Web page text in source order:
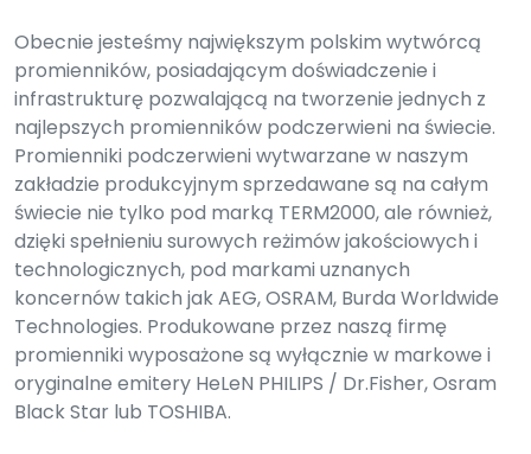
Obecnie jesteśmy największym polskim wytwórcą
promienników, posiadającym doświadczenie i
infrastrukturę pozwalającą na tworzenie jednych z
najlepszych promienników podczerwieni na świecie.
Promienniki podczerwieni wytwarzane w naszym
zakładzie produkcyjnym sprzedawane są na całym
świecie nie tylko pod marką TERM2000, ale również,
dzięki spełnieniu surowych reżimów jakościowych i
technologicznych, pod markami uznanych
koncernów takich jak AEG, OSRAM, Burda Worldwide
Technologies. Produkowane przez naszą firmę
promienniki wyposażone są wyłącznie w markowe i
oryginalne emitery HeLeN PHILIPS / Dr.Fisher, Osram
Black Star lub TOSHIBA.